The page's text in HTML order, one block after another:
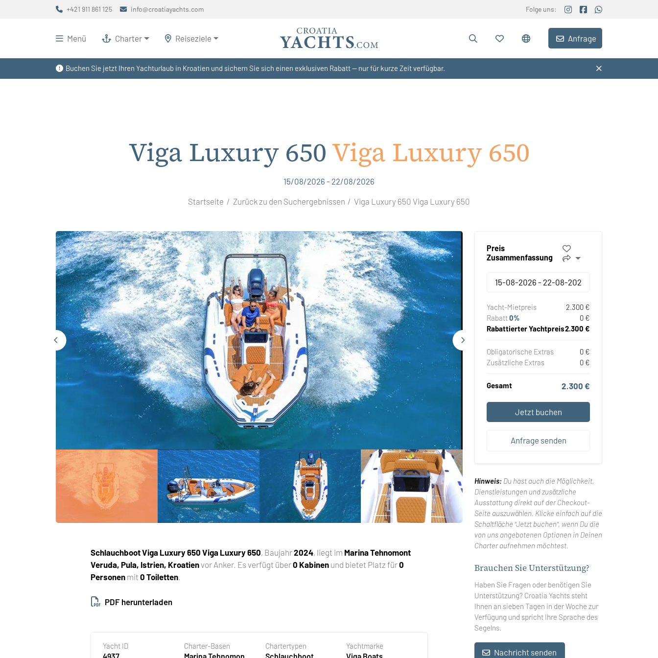
Buchen Sie jetzt Ihren Yachturlaub in Kroatien und sichern Sie sich einen exklusiven Rabatt — nur für kurze Zeit verfügbar.
+421 911 861 125 info@croatiayachts.com Folge uns:
Menü Charter Reiseziele Anfrage
Viga Luxury 650Viga Luxury 650
15/08/2026 - 22/08/2026
Startseite Zurück zu den Suchergebnissen Viga Luxury 650 Viga Luxury 650
SchlauchbootViga Luxury 650 Viga Luxury 650, Baujahr2024, liegt im Marina Tehnomont
Veruda, Pula, Istrien, Kroatienvor Anker. Es verfügt über0 Kabinen und bietet Platz für0
Personen mit0 Toiletten
PDF herunterladen
Yacht ID Charter-Basen Chartertypen Yachtmarke
Preis
Zusammenfassung
Yacht-Mietpreis
2.300 €
Rabatt0%
0 €
Rabattierter Yachtpreis2.300 €
Obligatorische Extras
0 €
Zusätzliche Extras
0 €
Gesamt 2.300 €
Jetzt buchen
Anfrage senden
Hinweis: Du hast auch die Möglichkeit,
Dienstleistungen und zusätzliche
Ausstattung direkt auf der Checkout-
Seite auszuwählen. Klicke einfach auf die
Schaltfläche "Jetzt buchen", wenn Du die
von uns angebotenen Optionen in Deinen
Charter aufnehmen möchtest.
Brauchen Sie Unterstützung?
Haben Sie Fragen oder benötigen Sie
Unterstützung? Croatia Yachts steht
Ihnen an sieben Tagen in der Woche zur
Verfügung und spricht Ihre Sprache des
Segelns.
Nachricht senden